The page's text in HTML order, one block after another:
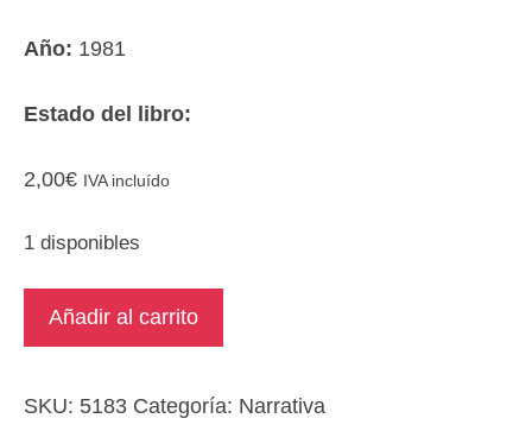
Año: 1981
Estado del libro:
2,00€ IVA incluído
1 disponibles
Caronte
Añadir al carrito
SKU: 5183 Categoría: Narrativa